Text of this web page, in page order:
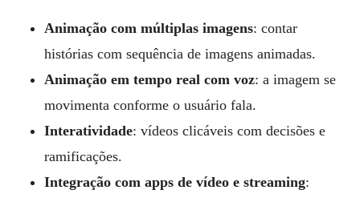
Animação com múltiplas imagens: contar
histórias com sequência de imagens animadas.
Animação em tempo real com voz: a imagem se
movimenta conforme o usuário fala.
Interatividade: vídeos clicáveis com decisões e
ramificações.
Integração com apps de vídeo e streaming: